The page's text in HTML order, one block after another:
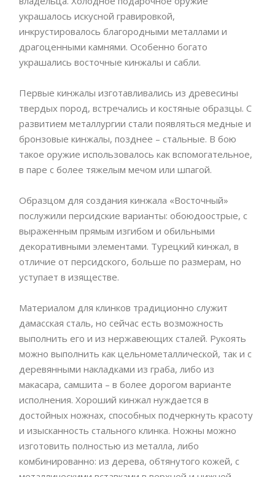
украшалось искусной гравировкой,
инкрустировалось благородными металлами и
драгоценными камнями. Особенно богато
украшались восточные кинжалы и сабли.
Первые кинжалы изготавливались из древесины
твердых пород, встречались и костяные образцы. С
развитием металлургии стали появляться медные и
бронзовые кинжалы, позднее – стальные. В бою
такое оружие использовалось как вспомогательное,
в паре с более тяжелым мечом или шпагой.
Образцом для создания кинжала «Восточный»
послужили персидские варианты: обоюдоострые, с
выраженным прямым изгибом и обильными
декоративными элементами. Турецкий кинжал, в
отличие от персидского, больше по размерам, но
уступает в изяществе.
Материалом для клинков традиционно служит
дамасская сталь, но сейчас есть возможность
выполнить его и из нержавеющих сталей. Рукоять
можно выполнить как цельнометаллической, так и с
деревянными накладками из граба, либо из
макасара, самшита – в более дорогом варианте
исполнения. Хороший кинжал нуждается в
достойных ножнах, способных подчеркнуть красоту
и изысканность стального клинка. Ножны можно
изготовить полностью из металла, либо
комбинированно: из дерева, обтянутого кожей, с